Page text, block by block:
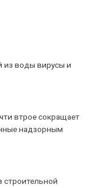
из воды вирусы и
втрое сокращает
надзорным
строительной